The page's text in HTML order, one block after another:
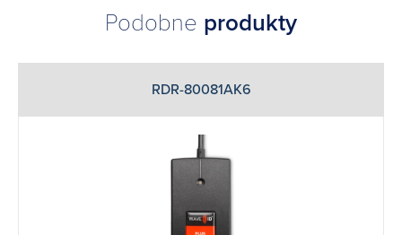
Podobne produkty
RDR-80081AK6